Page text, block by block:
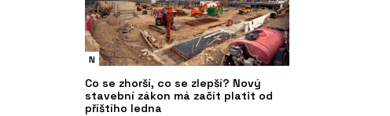
N
Co se zhorší, co se zlepší? Nový
stavební zákon má začít platit od
příštího ledna